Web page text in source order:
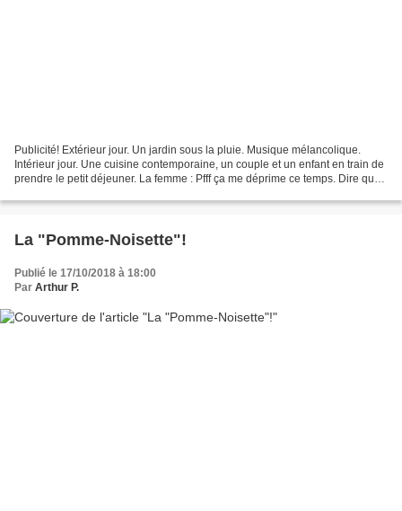
Publicité! Extérieur jour. Un jardin sous la pluie. Musique mélancolique.
Intérieur jour. Une cuisine contemporaine, un couple et un enfant en train de
prendre le petit déjeuner. La femme : Pfff ça me déprime ce temps. Dire que
La "Pomme-Noisette"!
Publié le 17/10/2018 à 18:00
Par Arthur P.